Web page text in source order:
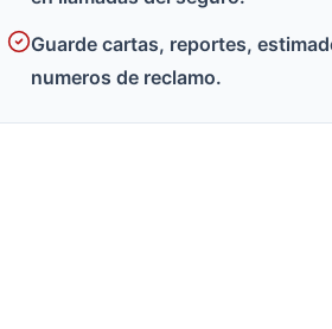
Guarde cartas, reportes,
numeros de reclamo.